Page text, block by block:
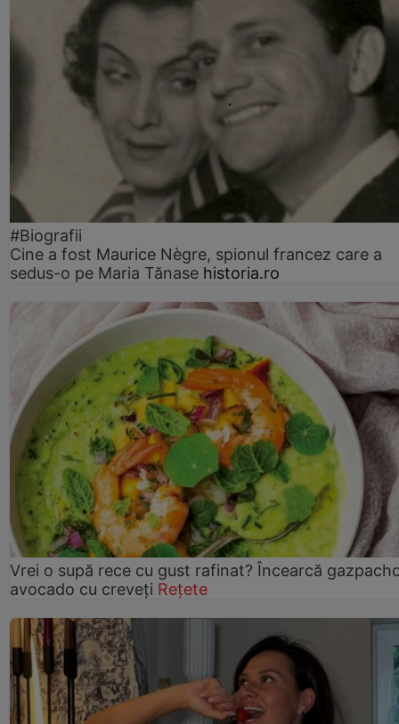
#Biografii
Cine a fost Maurice Nègre, spionul francez care a
sedus-o pe Maria Tănase historia.ro
Vrei o supă rece cu gust rafinat? Încearcă
avocado cu creveți Rețete